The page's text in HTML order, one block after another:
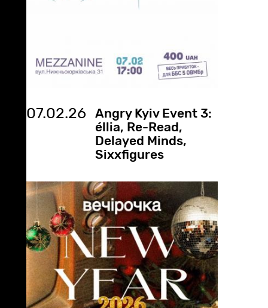
07.02.26
Angry Kyiv Event 3:
éllia, Re-Read,
Delayed Minds,
Sixxfigures